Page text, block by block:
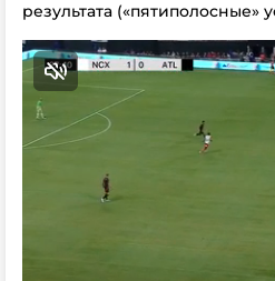
результата («пятиполосные»